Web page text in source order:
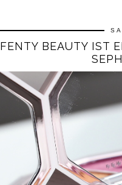
FENTY BEAUTY IST